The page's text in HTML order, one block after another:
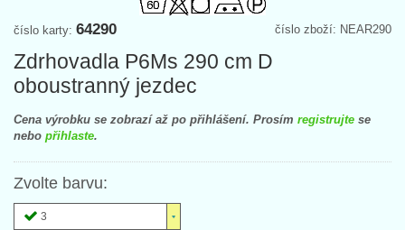
číslo zboží: NEAR290
číslo karty: 64290
Zdrhovadla P6Ms 290 cm D
oboustranný jezdec
Cena výrobku se zobrazí až po přihlášení. Prosím registrujte se
nebo přihlaste.
Zvolte barvu:
3